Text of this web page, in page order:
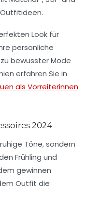
Outfitideen.
Look für
persönliche
bewusster Mode
erfahren Sie in
als Vorreiterinnen
2024
Töne, sondern
Frühling und
gewinnen
Outfit die